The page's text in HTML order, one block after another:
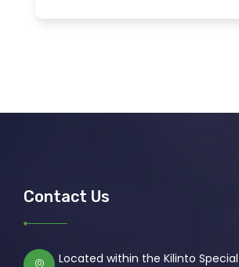
Contact Us
Located within the Kilinto